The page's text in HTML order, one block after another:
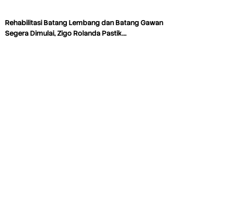
Rehabilitasi Batang Lembang dan Batang Gawan
Segera Dimulai, Zigo Rolanda Pastik…